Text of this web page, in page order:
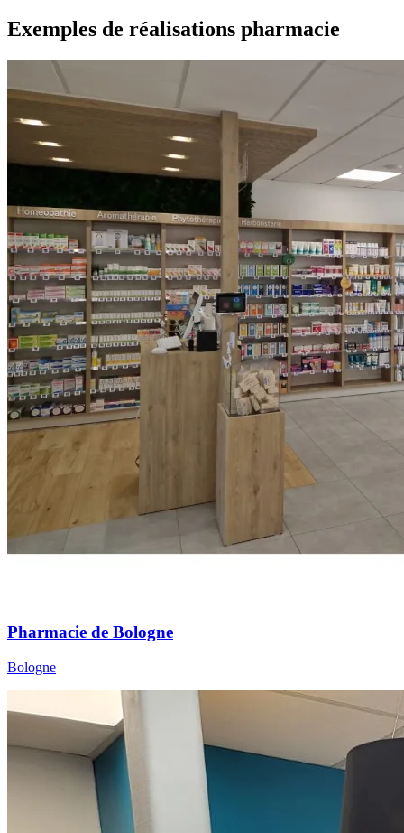
Exemples de réalisations pharmacie
Pharmacie de Bologne
Bologne